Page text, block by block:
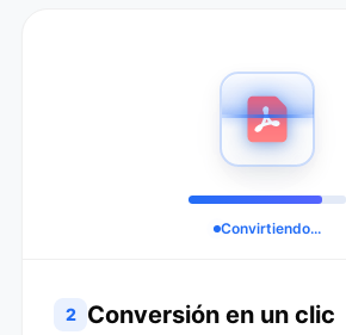
Convirtiendo...
2 Conversión en un clic